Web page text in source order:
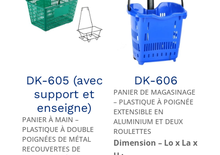
DK-605 (avec
support et
enseigne)
PANIER À MAIN –
PLASTIQUE À DOUBLE
POIGNÉES DE MÉTAL
RECOUVERTES DE
DK-606
PANIER DE MAGASINAGE
– PLASTIQUE À POIGNÉE
EXTENSIBLE EN
ALUMINIUM ET DEUX
ROULETTES
Dimension – Lo x La x